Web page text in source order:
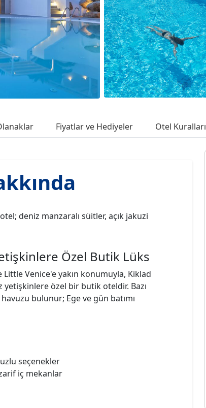
Fiyatlar ve Hediyeler Otel Kuralları
deniz manzaralı süitler, açık jakuzi
Özel Butik Lüks
Venice'e yakın konumuyla, Kiklad
özel bir butik oteldir. Bazı
bulunur; Ege ve gün batımı
seçenekler
iç mekanlar